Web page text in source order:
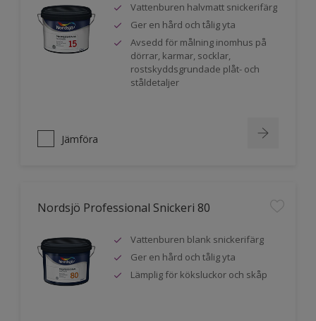
Vattenburen halvmatt snickerifärg
Ger en hård och tålig yta
Avsedd för målning inomhus på
dörrar, karmar, socklar,
rostskyddsgrundade plåt- och
ståldetaljer
Jämföra
Nordsjö Professional Snickeri 80
Vattenburen blank snickerifärg
Ger en hård och tålig yta
Lämplig för köksluckor och skåp